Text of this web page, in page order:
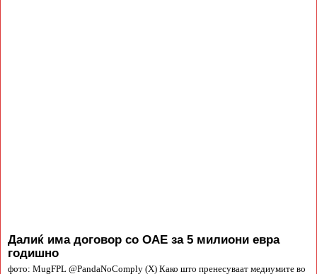
Далиќ има договор со ОАЕ за 5 милиони евра
годишно
фото: MugFPL @PandaNoComply (X) Како што пренесуваат медиумите во